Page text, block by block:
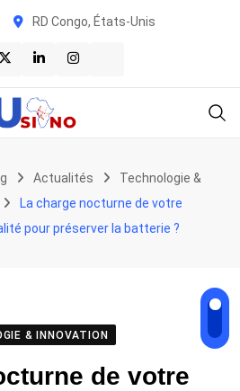
RD Congo, États-Unis
Actualités
Technologie &
La charge nocturne de votre
pour préserver la batterie ?
& INNOVATION
de votre